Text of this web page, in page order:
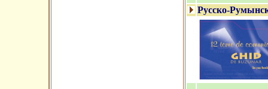
Русско-